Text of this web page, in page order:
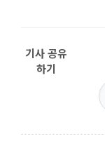
기사 공유
하기